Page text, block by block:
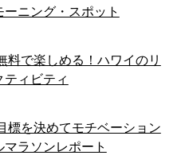
ニング・スポット
料で楽しめる！ハワイのリ
ィビティ
標を決めてモチベーション
ラソンレポート